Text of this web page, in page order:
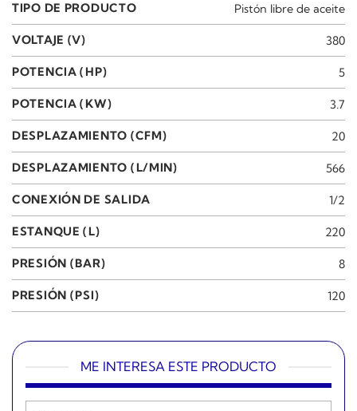
TIPO DE PRODUCTO Pistón libre de aceite
VOLTAJE (V) 380
POTENCIA (HP) 5
POTENCIA (KW) 3.7
DESPLAZAMIENTO (CFM) 20
DESPLAZAMIENTO (L/MIN) 566
CONEXIÓN DE SALIDA 1/2
ESTANQUE (L) 220
PRESIÓN (BAR) 8
PRESIÓN (PSI) 120
ME INTERESA ESTE PRODUCTO